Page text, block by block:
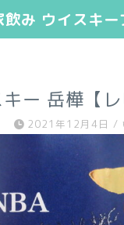
飲み ウイスキー
ー 岳樺【レ
2021年12月4日 /